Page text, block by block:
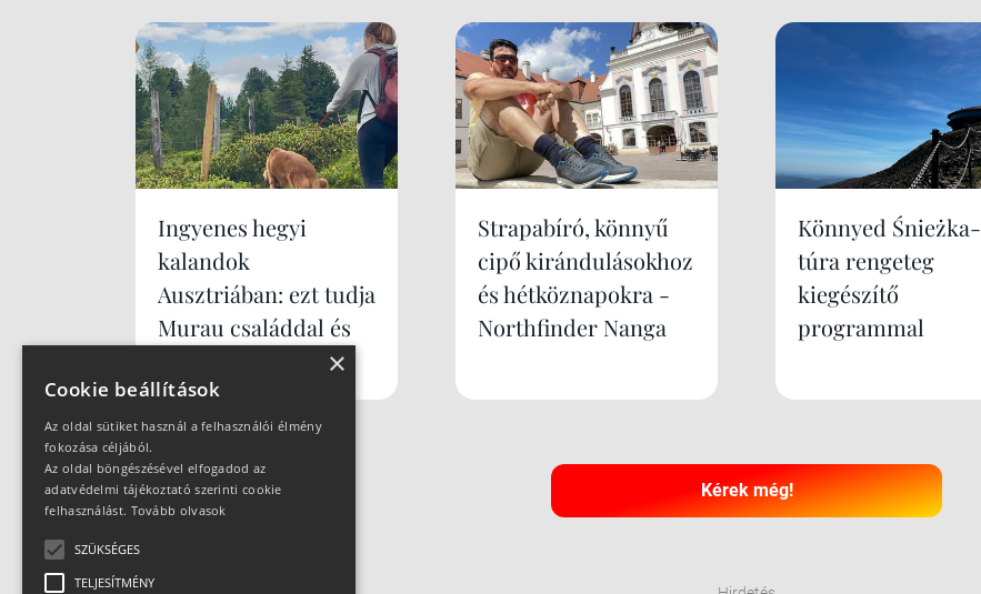
Ingyenes hegyi
kalandok
Ausztriában: ezt tudja
Murau családdal és
Strapabíró, könnyű
cipő kirándulásokhoz
és hétköznapokra -
Northfinder Nanga
Könnyed Śnieżka-
túra rengeteg
kiegészítő
programmal
Kérek még!
×
Cookie beállítások
Az oldal sütiket használ a felhasználói élmény
fokozása céljából.
Az oldal böngészésével elfogadod az
adatvédelmi tájékoztató szerinti cookie
felhasználást. Tovább olvasok
SZÜKSÉGES
TELJESÍTMÉNY